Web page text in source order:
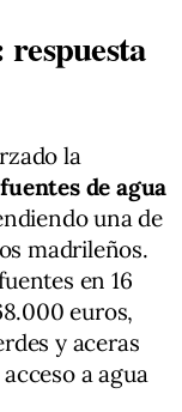
respuesta
la
de agua
una de
madrileños.
en 16
euros,
y aceras
a agua